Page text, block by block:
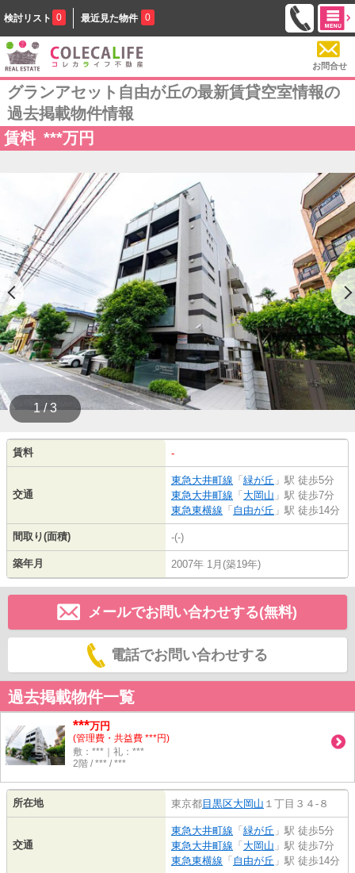
検討リスト 0 最近見た物件 0
お問合せ
グランアセット自由が丘の最新賃貸空室情報の
過去掲載物件情報
賃料 ***万円
1 / 3
賃料 -
交通
東急大井町線 「 緑が丘 」駅 徒歩5分
東急大井町線 「 大岡山 」駅 徒歩7分
東急東横線 「 自由が丘 」駅 徒歩14分
間取り(面積) -(-)
築年月 2007年 1月(築19年)
メールでお問い合わせする(無料)
電話でお問い合わせする
過去掲載物件一覧
***万円
(管理費・共益費 ***円)
敷：***｜礼：***
2階 / *** / ***
所在地 東京都目黒区大岡山 １丁目３４-８
交通
東急大井町線 「 緑が丘 」駅 徒歩5分
東急大井町線 「 大岡山 」駅 徒歩7分
東急東横線 「 自由が丘 」駅 徒歩14分